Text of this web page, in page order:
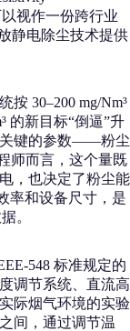
以视作一份跨行业
静电除尘技术提供
按 30–200 mg/Nm³
的新目标“倒逼”升
关键的参数——粉尘
师而言，这个量既
，也决定了粉尘能
率和设备尺寸，是
。
标准规定的
调节系统、直流高
际烟气环境的实验
间，通过调节温